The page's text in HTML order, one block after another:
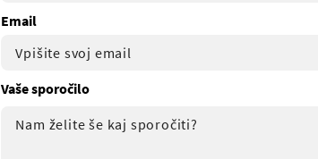
Email
Vaše sporočilo